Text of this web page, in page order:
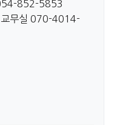
852-5853
무실 070-4014-